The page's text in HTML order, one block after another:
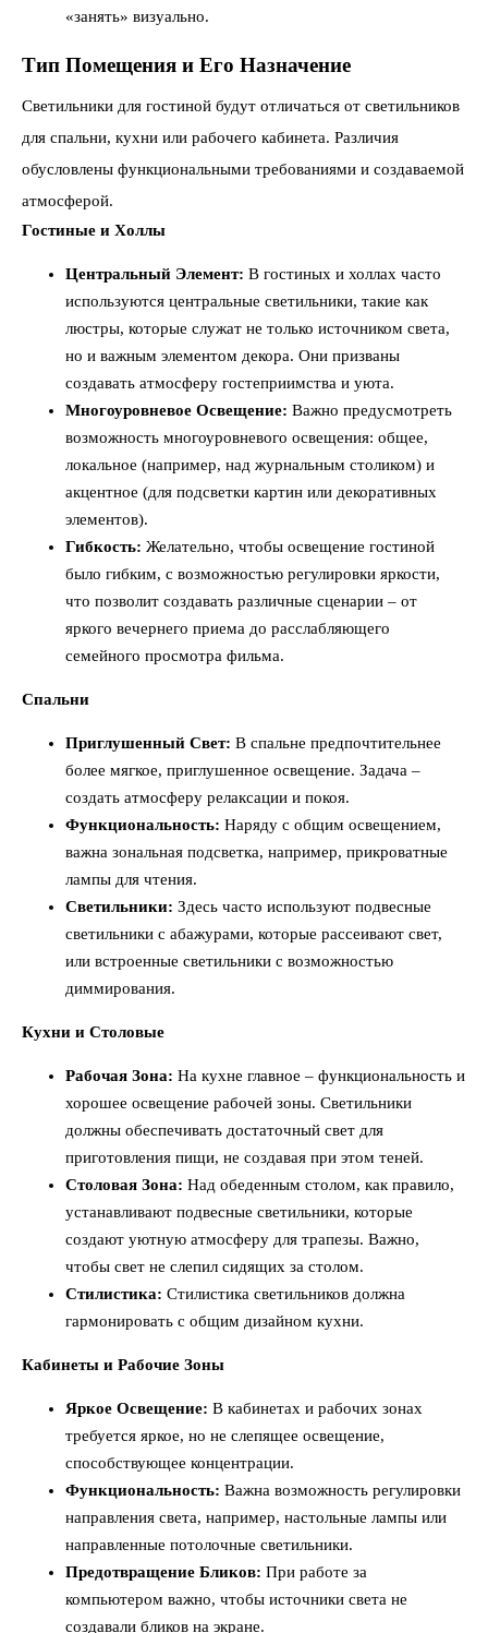
«занять» визуально.
Тип Помещения и Его Назначение
Светильники для гостиной будут отличаться от светильников
для спальни, кухни или рабочего кабинета. Различия
обусловлены функциональными требованиями и создаваемой
атмосферой.
Гостиные и Холлы
Центральный Элемент: В гостиных и холлах часто
используются центральные светильники, такие как
люстры, которые служат не только источником света,
но и важным элементом декора. Они призваны
создавать атмосферу гостеприимства и уюта.
Многоуровневое Освещение: Важно предусмотреть
возможность многоуровневого освещения: общее,
локальное (например, над журнальным столиком) и
акцентное (для подсветки картин или декоративных
элементов).
Гибкость: Желательно, чтобы освещение гостиной
было гибким, с возможностью регулировки яркости,
что позволит создавать различные сценарии – от
яркого вечернего приема до расслабляющего
семейного просмотра фильма.
Спальни
Приглушенный Свет: В спальне предпочтительнее
более мягкое, приглушенное освещение. Задача –
создать атмосферу релаксации и покоя.
Функциональность: Наряду с общим освещением,
важна зональная подсветка, например, прикроватные
лампы для чтения.
Светильники: Здесь часто используют подвесные
светильники с абажурами, которые рассеивают свет,
или встроенные светильники с возможностью
диммирования.
Кухни и Столовые
Рабочая Зона: На кухне главное – функциональность и
хорошее освещение рабочей зоны. Светильники
должны обеспечивать достаточный свет для
приготовления пищи, не создавая при этом теней.
Столовая Зона: Над обеденным столом, как правило,
устанавливают подвесные светильники, которые
создают уютную атмосферу для трапезы. Важно,
чтобы свет не слепил сидящих за столом.
Стилистика: Стилистика светильников должна
гармонировать с общим дизайном кухни.
Кабинеты и Рабочие Зоны
Яркое Освещение: В кабинетах и рабочих зонах
требуется яркое, но не слепящее освещение,
способствующее концентрации.
Функциональность: Важна возможность регулировки
направления света, например, настольные лампы или
направленные потолочные светильники.
Предотвращение Бликов: При работе за
компьютером важно, чтобы источники света не
создавали бликов на экране.